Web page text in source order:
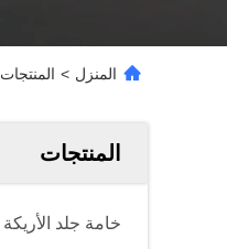
المنزل > المنتجات
المنتجات
خامة جلد الأريكة